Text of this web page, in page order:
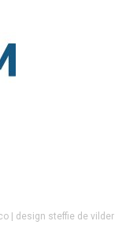
| design steffie de vilder